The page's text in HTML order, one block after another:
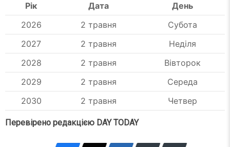
Рік Дата
День
2026
2 травня
Субота
2027
2 травня
Неділя
2028
2 травня
Вівторок
2029
2 травня
Середа
2030
2 травня Четвер
Перевірено редакцією DAY TODAY